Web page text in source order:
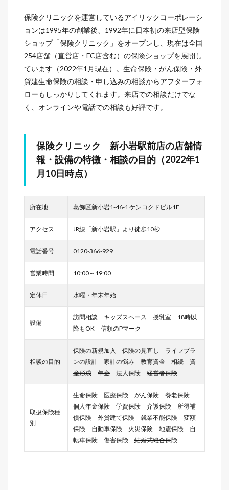
保険クリニックを運営しているアイリックコーポレーシ
ョンは1995年の創業後、1992年に日本初の来店型保険
ショップ「保険クリニック」をオープンし、現在は全国
254店舗（直営店・FC店含む）の保険ショップを展開し
ています（2022年1月現在）。生命保険・がん保険・外
貨建生命保険の相談・申し込みの相談からアフターフォ
ローもしっかりしてくれます。来店での相談だけでな
く、オンラインや電話での相談も好評です。
保険クリニック 新小岩駅前店の店舗情
報・設備の特徴・相談の目的（2022年1
月10日時点）
所在地 葛飾区新小岩1-46-1 ケンコクドビル1F
アクセス JR線「新小岩駅」より徒歩10秒
電話番号 0120-366-929
営業時間 10:00～19:00
定休日 水曜・年末年始
設備
訪問相談 キッズスペース 授乳室 18時以
降もOK 信頼のPマーク
相談の目的
保険の新規加入 保険の見直し ライフプラ
ンの設計 家計の悩み 教育資金 相続
資
産形成
年金 法人保険 経営者保険
取扱保険種
別
生命保険 医療保険 がん保険 養老保険
個人年金保険 学資保険 介護保険 所得補
償保険 外貨建て保険 就業不能保険 変額
保険 自動車保険 火災保険 地震保険 自
転車保険 傷害保険 結婚式総合保険